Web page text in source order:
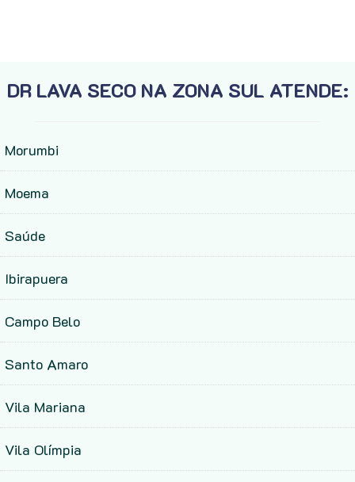
DR LAVA SECO NA ZONA SUL ATENDE:
Morumbi
Moema
Saúde
Ibirapuera
Campo Belo
Santo Amaro
Vila Mariana
Vila Olímpia